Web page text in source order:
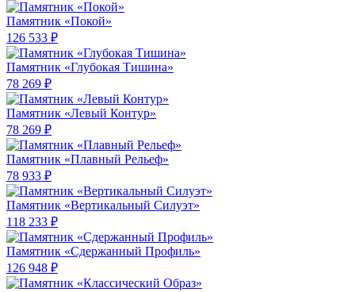
Памятник «Покой»
126 533 ₽
Памятник «Глубокая Тишина»
78 269 ₽
Памятник «Левый Контур»
78 269 ₽
Памятник «Плавный Рельеф»
78 933 ₽
Памятник «Вертикальный Силуэт»
118 233 ₽
Памятник «Сдержанный Профиль»
126 948 ₽